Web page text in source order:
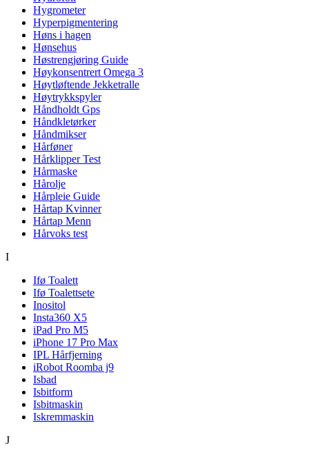
Hygrometer
Hyperpigmentering
Høns i hagen
Hønsehus
Høstrengjøring Guide
Høykonsentrert Omega 3
Høytløftende Jekketralle
Høytrykkspyler
Håndholdt Gps
Håndkletørker
Håndmikser
Hårføner
Hårklipper Test
Hårmaske
Hårolje
Hårpleie Guide
Hårtap Kvinner
Hårtap Menn
Hårvoks test
I
Ifø Toalett
Ifø Toalettsete
Inositol
Insta360 X5
iPad Pro M5
iPhone 17 Pro Max
IPL Hårfjerning
iRobot Roomba j9
Isbad
Isbitform
Isbitmaskin
Iskremmaskin
J